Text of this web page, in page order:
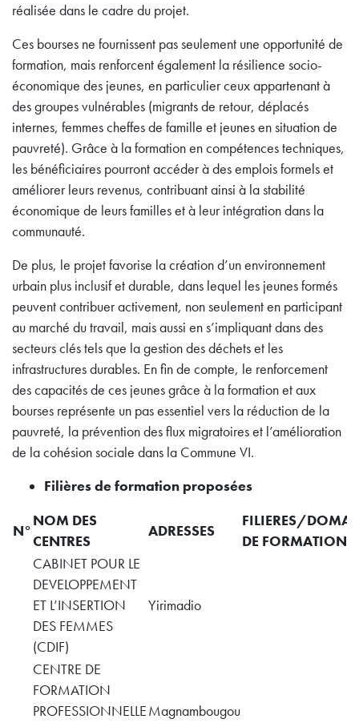
réalisée dans le cadre du projet.
Ces bourses ne fournissent pas seulement une opportunité de
formation, mais renforcent également la résilience socio-
économique des jeunes, en particulier ceux appartenant à
des groupes vulnérables (migrants de retour, déplacés
internes, femmes cheffes de famille et jeunes en situation de
pauvreté). Grâce à la formation en compétences techniques,
les bénéficiaires pourront accéder à des emplois formels et
améliorer leurs revenus, contribuant ainsi à la stabilité
économique de leurs familles et à leur intégration dans la
communauté.
De plus, le projet favorise la création d’un environnement
urbain plus inclusif et durable, dans lequel les jeunes formés
peuvent contribuer activement, non seulement en participant
au marché du travail, mais aussi en s’impliquant dans des
secteurs clés tels que la gestion des déchets et les
infrastructures durables. En fin de compte, le renforcement
des capacités de ces jeunes grâce à la formation et aux
bourses représente un pas essentiel vers la réduction de la
pauvreté, la prévention des flux migratoires et l’amélioration
de la cohésion sociale dans la Commune VI​.
Filières de formation proposées
N°
NOM DES
CENTRES
ADRESSES
FILIERES/
DE FORMATION
CABINET POUR LE
DEVELOPPEMENT
ET L’INSERTION
DES FEMMES
(CDIF)
Yirimadio
CENTRE DE
FORMATION
PROFESSIONNELLEMagnambougou